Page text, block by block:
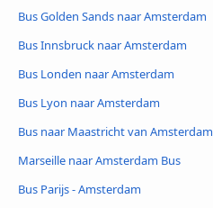
Bus Golden Sands naar Amsterdam
Bus Innsbruck naar Amsterdam
Bus Londen naar Amsterdam
Bus Lyon naar Amsterdam
Bus naar Maastricht van Amsterdam
Marseille naar Amsterdam Bus
Bus Parijs - Amsterdam